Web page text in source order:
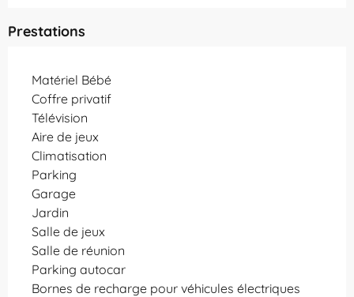
Prestations
Matériel Bébé
Coffre privatif
Télévision
Aire de jeux
Climatisation
Parking
Garage
Jardin
Salle de jeux
Salle de réunion
Parking autocar
Bornes de recharge pour véhicules électriques